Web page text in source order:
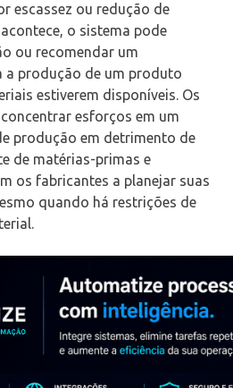
escassez ou redução de
o sistema pode
ou recomendar um
a produção de um produto
estiverem disponíveis. Os
esforços em um
produção em detrimento de
de matérias-primas e
os fabricantes a planejar suas
quando há restrições de